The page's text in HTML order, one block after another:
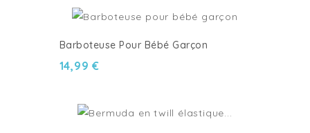
Barboteuse Pour Bébé Garçon
14,99 €